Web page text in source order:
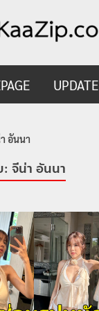
UPDATE
อันนา
: จีน่า อันนา